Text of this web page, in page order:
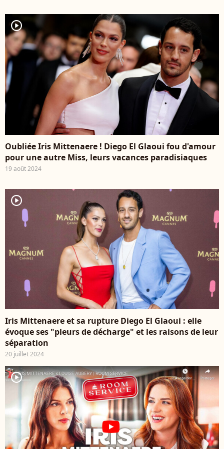
player2
Oubliée Iris Mittenaere ! Diego El Glaoui fou d'amour
pour une autre Miss, leurs vacances paradisiaques
19 août 2024
player2
Iris Mittenaere et sa rupture Diego El Glaoui : elle
évoque ses "pleurs de décharge" et les raisons de leur
séparation
20 juillet 2024
player2